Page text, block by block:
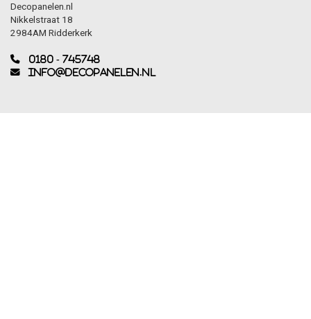
Decopanelen.nl
Nikkelstraat 18
2984AM Ridderkerk
0180 - 745748
info@decopanelen.nl